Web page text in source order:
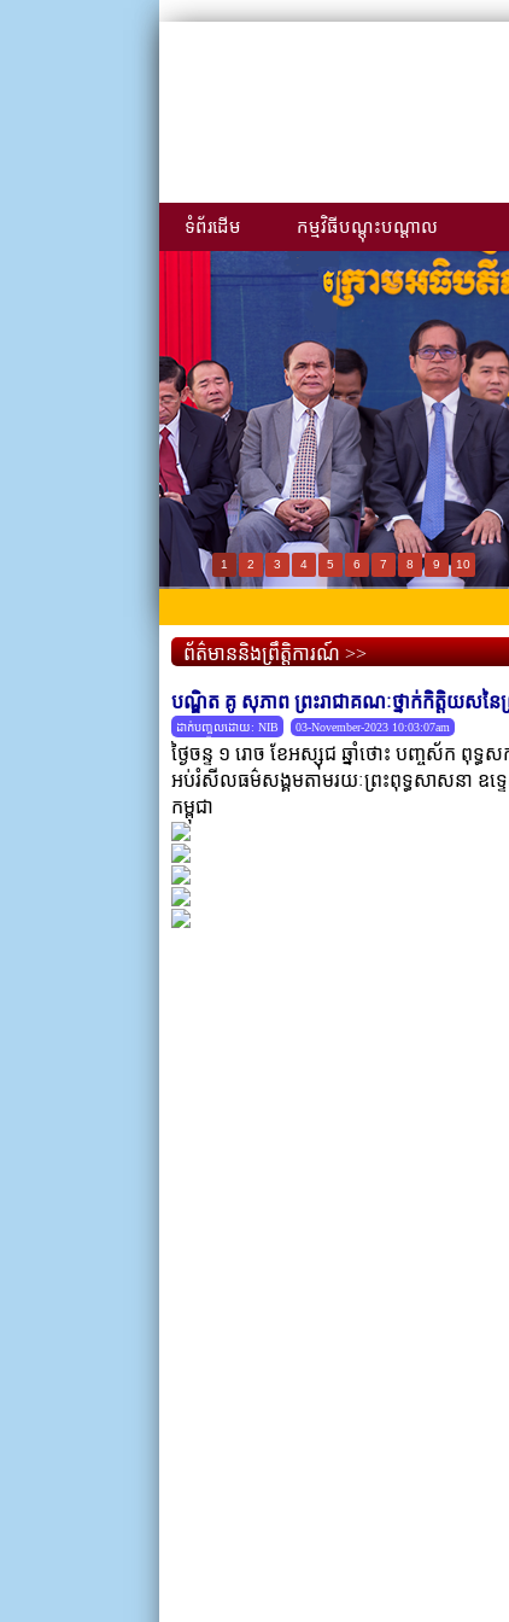
ទំព័រដើម កម្មវិធីបណ្ដុះបណ្ដាល
1 2 3 4 5 6 7 8 9 10
ព័ត៌មាននិងព្រឹត្តិការណ៍ >>
បណ្ឌិត គូ សុភាព ព្រះរាជាគណៈថ្នាក់កិត្តិយសនៃព្
ដាក់បញ្ចូលដោយ: NIB 03-November-2023 10:03:07am
ថ្ងៃចន្ទ ១ រោច ខែអស្សុជ ឆ្នាំថោះ បញ្ចស័ក ពុទ្ធ
អប់រំសីលធម៌សង្គមតាមរយៈព្រះពុទ្ធសាសនា ឧទ្ទ
កម្ពុជា